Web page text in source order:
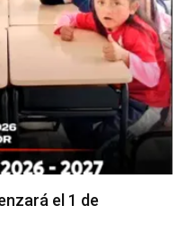
potable en varios…